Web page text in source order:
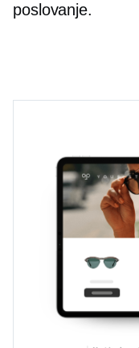
poslovanje.